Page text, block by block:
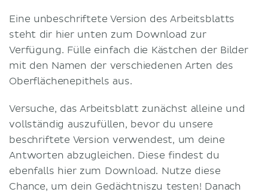
Eine unbeschriftete Version des Arbeitsblatts
steht dir hier unten zum Download zur
Verfügung. Fülle einfach die Kästchen der Bilder
mit den Namen der verschiedenen Arten des
Oberflächenepithels aus.
Versuche, das Arbeitsblatt zunächst alleine und
vollständig auszufüllen, bevor du unsere
beschriftete Version verwendest, um deine
Antworten abzugleichen. Diese findest du
ebenfalls hier zum Download. Nutze diese
Chance, um dein Gedächtniszu testen! Danach